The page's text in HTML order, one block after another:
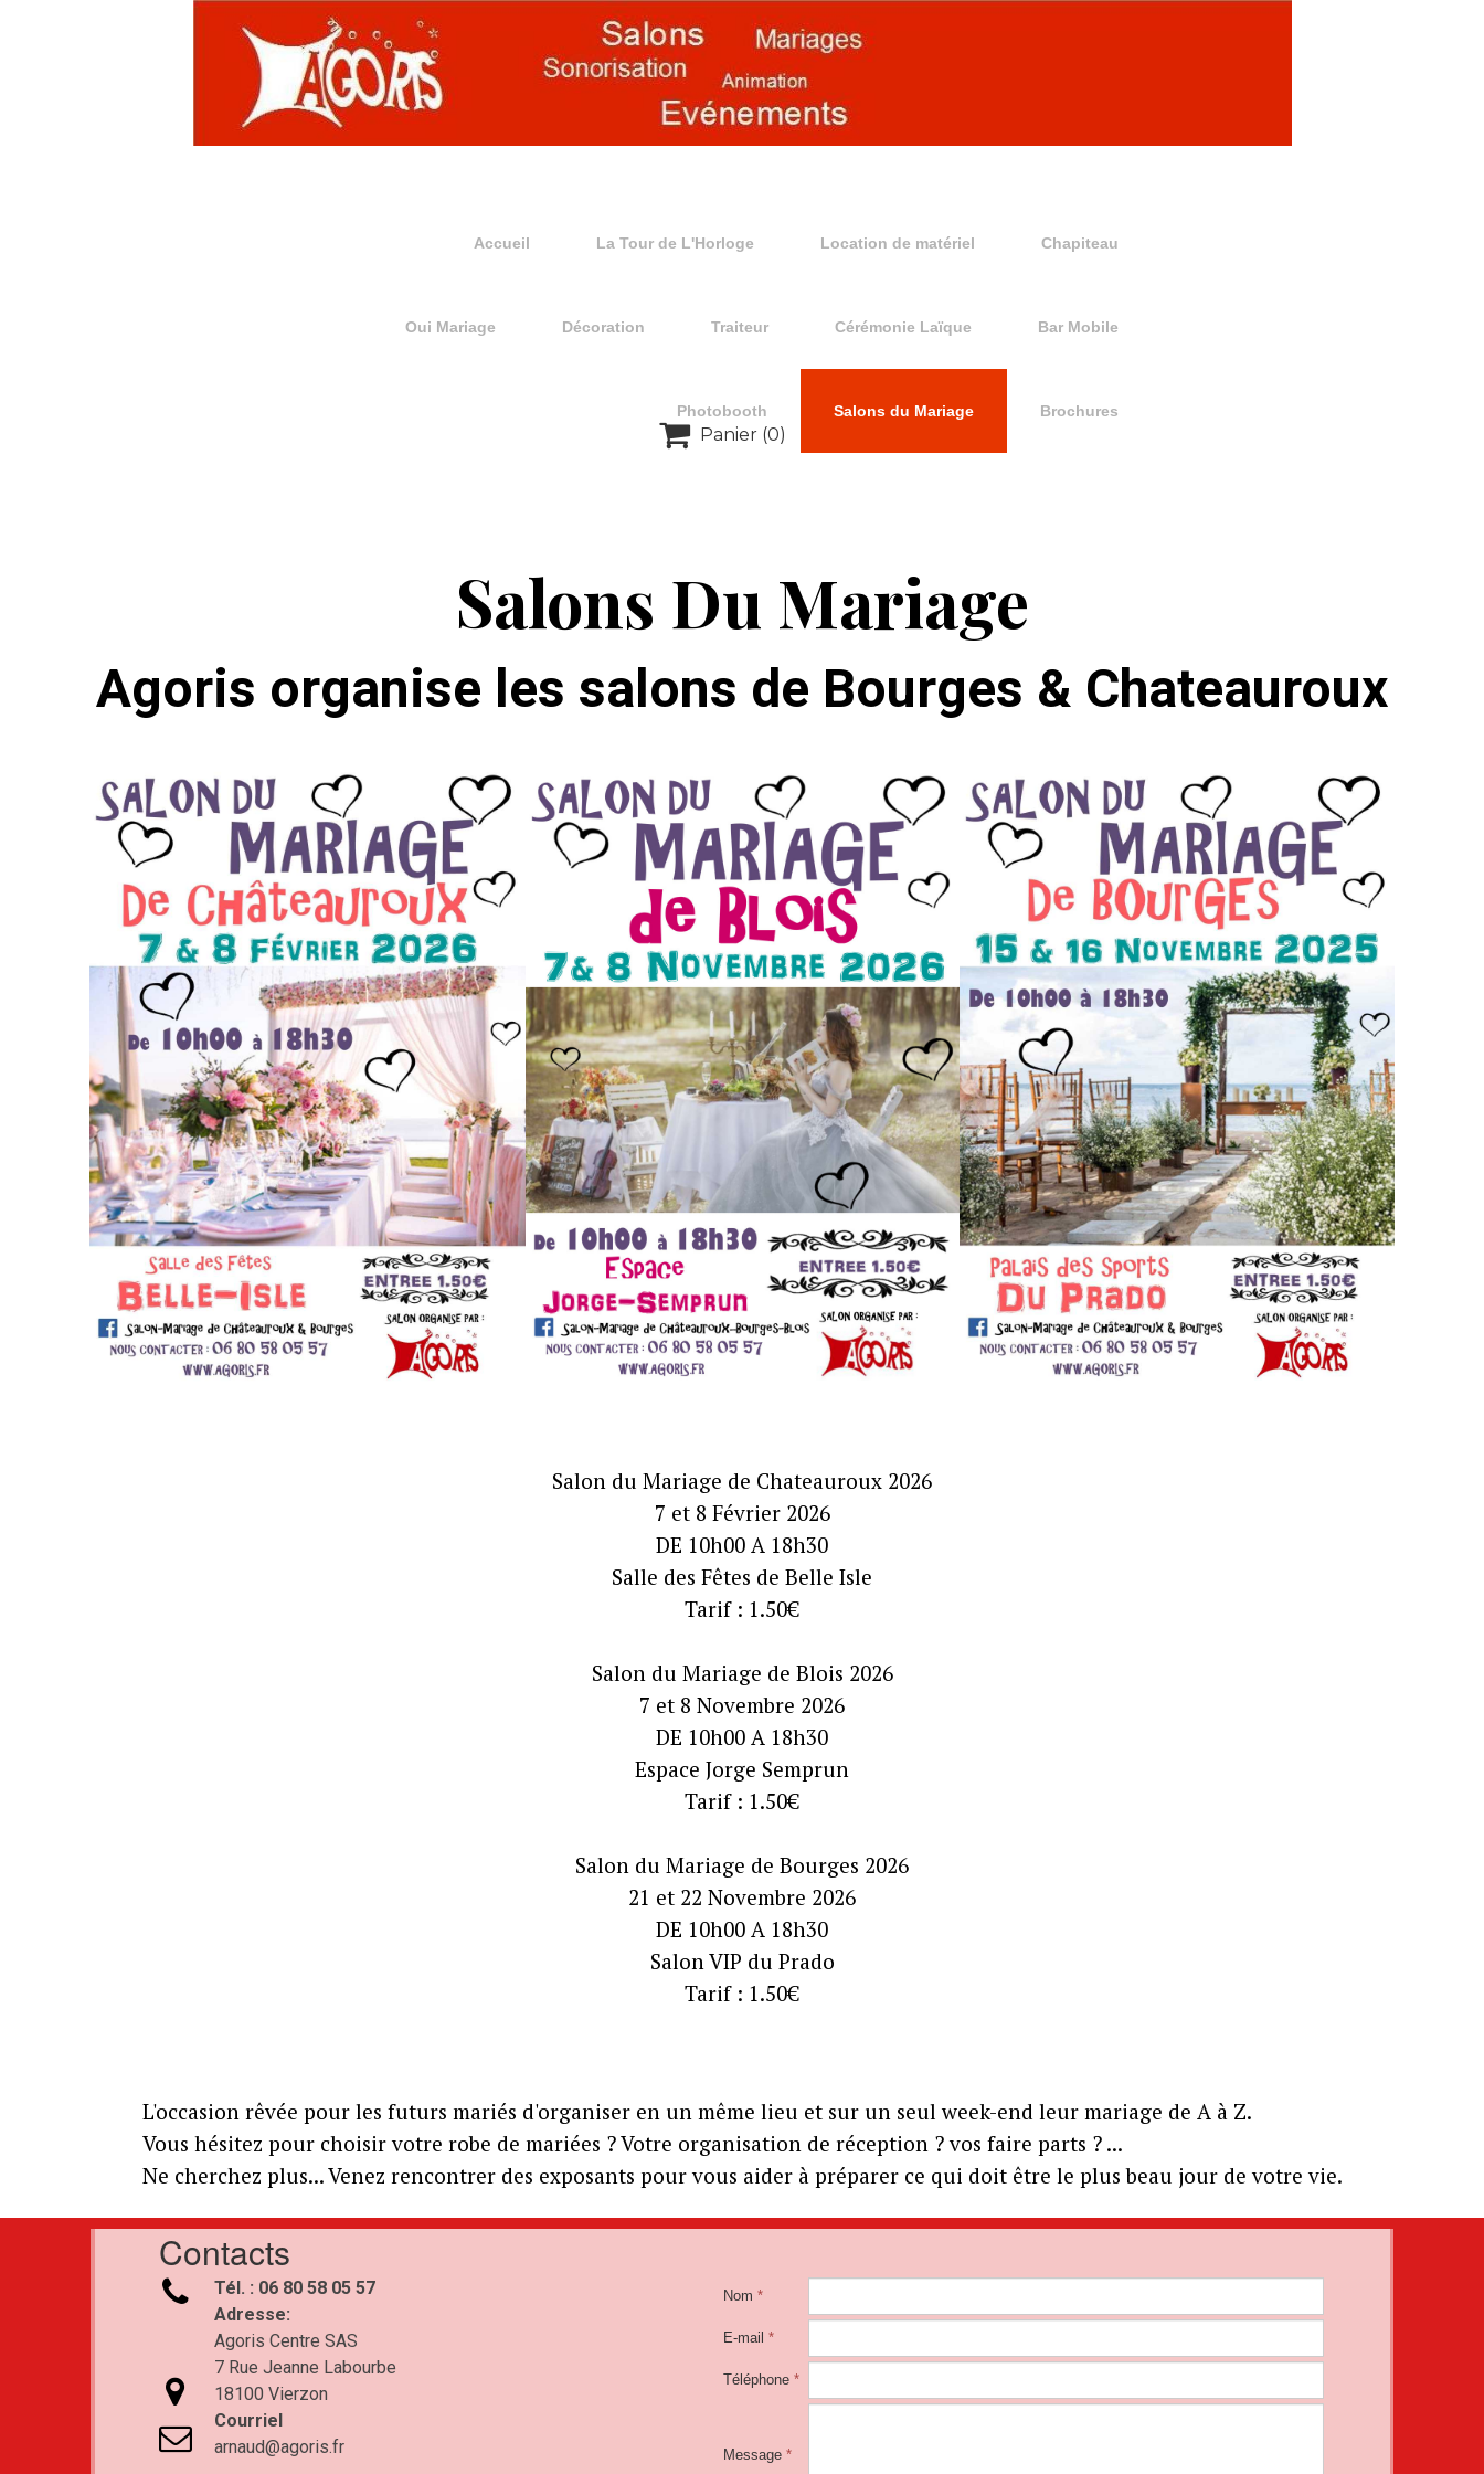
Accueil La Tour de L'Horloge Location de matériel Chapiteau
Oui Mariage Décoration Traiteur Cérémonie Laïque Bar Mobile
Photobooth Salons du Mariage Brochures
 Panier (0)
Salons Du Mariage
Agoris organise les salons de Bourges & Chateauroux
Salon du Mariage de Chateauroux 2026
7 et 8 Février 2026
DE 10h00 A 18h30
Salle des Fêtes de Belle Isle
Tarif : 1.50€
Salon du Mariage de Blois 2026
7 et 8 Novembre 2026
DE 10h00 A 18h30
Espace Jorge Semprun
Tarif : 1.50€
Salon du Mariage de Bourges 2026
21 et 22 Novembre 2026
DE 10h00 A 18h30
Salon VIP du Prado
Tarif : 1.50€
L'occasion rêvée pour les futurs mariés d'organiser en un même lieu et sur un seul week-end leur mariage de A à Z.
Vous hésitez pour choisir votre robe de mariées ? Votre organisation de réception ? vos faire parts ? ...
Ne cherchez plus... Venez rencontrer des exposants pour vous aider à préparer ce qui doit être le plus beau jour de votre vie.
Contacts



Tél. : 06 80 58 05 57
Adresse:
Agoris Centre SAS
7 Rue Jeanne Labourbe
18100 Vierzon
Courriel
arnaud@agoris.fr
Nom *
E-mail *
Téléphone *
Message *